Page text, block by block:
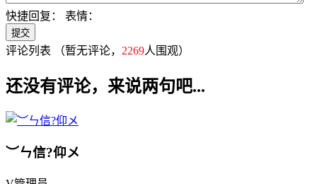
快捷回复： 表情：
评论列表 （暂无评论， 2269人围观）
还没有评论，来说两句吧...
︶ㄣ信?仰メ